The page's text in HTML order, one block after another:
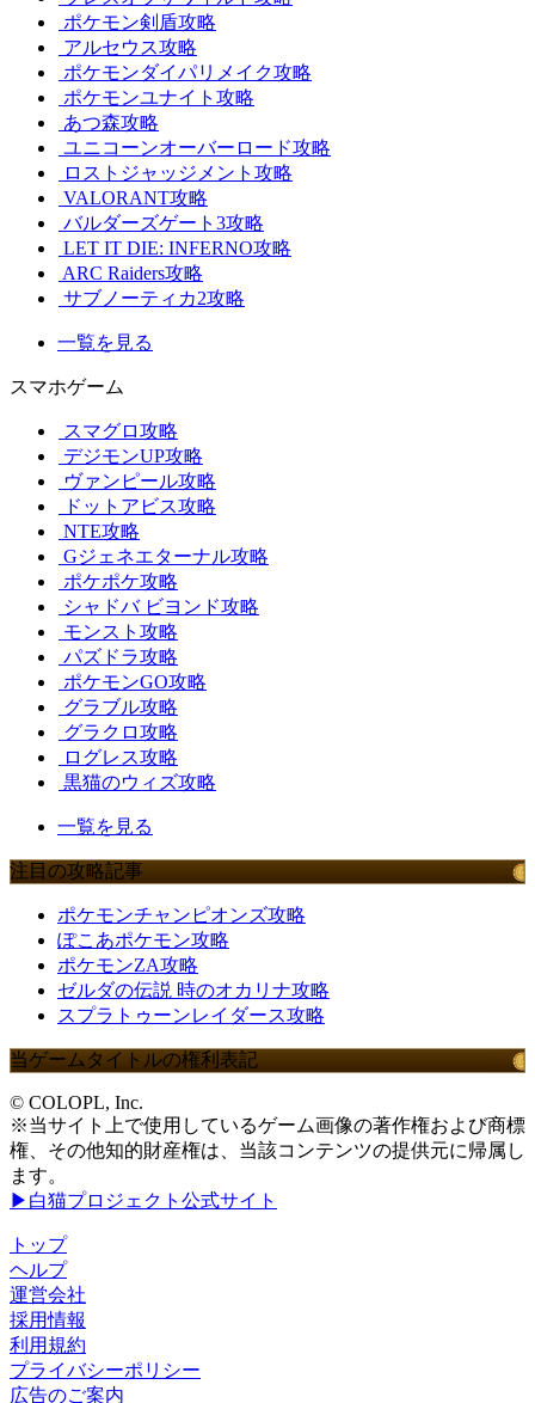
ポケモン剣盾攻略
アルセウス攻略
ポケモンダイパリメイク攻略
ポケモンユナイト攻略
あつ森攻略
ユニコーンオーバーロード攻略
ロストジャッジメント攻略
VALORANT攻略
バルダーズゲート3攻略
LET IT DIE: INFERNO攻略
ARC Raiders攻略
サブノーティカ2攻略
一覧を見る
スマホゲーム
スマグロ攻略
デジモンUP攻略
ヴァンピール攻略
ドットアビス攻略
NTE攻略
Gジェネエターナル攻略
ポケポケ攻略
シャドバ ビヨンド攻略
モンスト攻略
パズドラ攻略
ポケモンGO攻略
グラブル攻略
グラクロ攻略
ログレス攻略
黒猫のウィズ攻略
一覧を見る
注目の攻略記事
ポケモンチャンピオンズ攻略
ぽこあポケモン攻略
ポケモンZA攻略
ゼルダの伝説 時のオカリナ攻略
スプラトゥーンレイダース攻略
当ゲームタイトルの権利表記
© COLOPL, Inc.
※当サイト上で使用しているゲーム画像の著作権および商標
権、その他知的財産権は、当該コンテンツの提供元に帰属し
ます。
▶白猫プロジェクト公式サイト
トップ
ヘルプ
運営会社
採用情報
利用規約
プライバシーポリシー
広告のご案内